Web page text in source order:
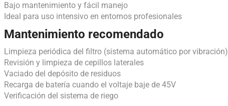
Bajo mantenimiento y fácil manejo
Ideal para uso intensivo en entornos profesionales
Mantenimiento recomendado
Limpieza periódica del filtro (sistema automático por vibración)
Revisión y limpieza de cepillos laterales
Vaciado del depósito de residuos
Recarga de batería cuando el voltaje baje de 45V
Verificación del sistema de riego